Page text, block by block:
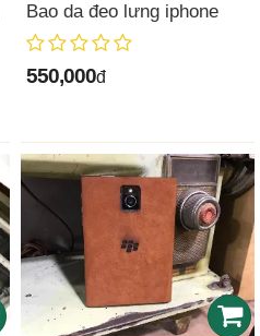
Bao da đeo lưng iphone
550,000đ